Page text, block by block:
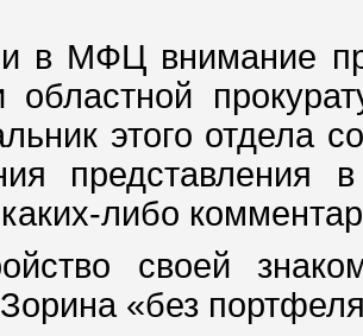
в МФЦ внимание
областной
этого отдела
либо
своей
«без